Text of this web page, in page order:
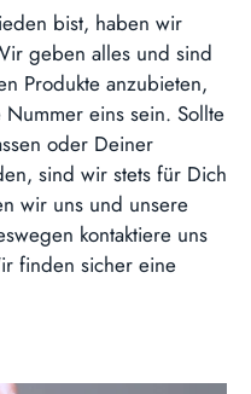
bist, haben wir
geben alles und sind
Produkte anzubieten,
eins sein. Sollte
oder Deiner
sind wir stets für Dich
wir uns und unsere
kontaktiere uns
finden sicher eine